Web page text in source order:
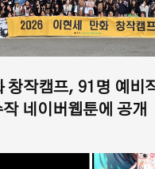
창작캠프, 91명 예비
네이버웹툰에 공개